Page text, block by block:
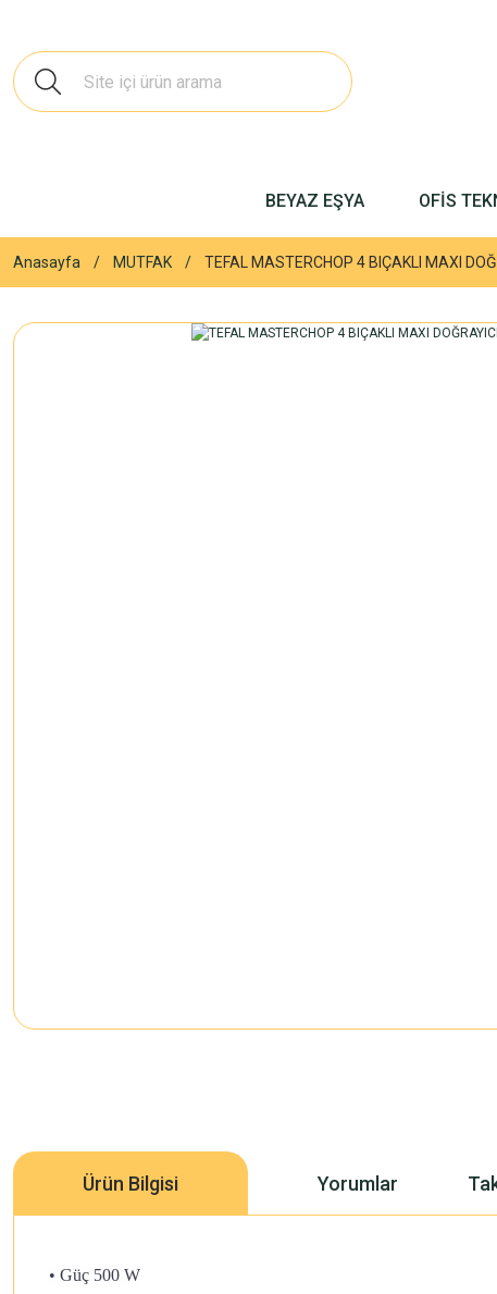
BEYAZ EŞYA OFİS
Anasayfa MUTFAK TEFAL MASTERCHOP 4 BIÇAKLI MAXI
Ürün Bilgisi Yorumlar
• Güç 500 W